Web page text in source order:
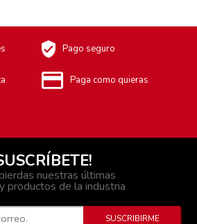
Pago seguro
Paga como quieras
nuestras últimas
productos de la industria